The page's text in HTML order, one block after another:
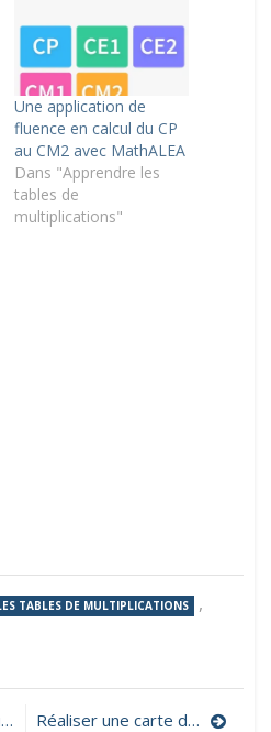
Une application de
fluence en calcul du CP
au CM2 avec MathALEA
Dans "Apprendre les
tables de
multiplications"
TABLES DE MULTIPLICATIONS ,
Réaliser une carte de la fête des pères grâce à un photomontage avec Photofiltre